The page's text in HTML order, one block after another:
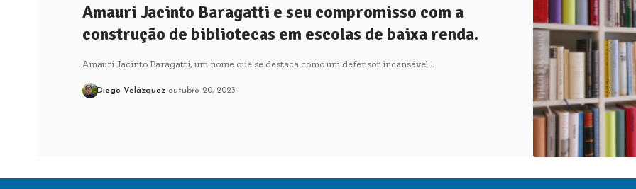
Amauri Jacinto Baragatti e seu compromisso com a
construção de bibliotecas em escolas de baixa renda.
Amauri Jacinto Baragatti, um nome que se destaca como um defensor incansável…
Diego Velázquez outubro 20, 2023